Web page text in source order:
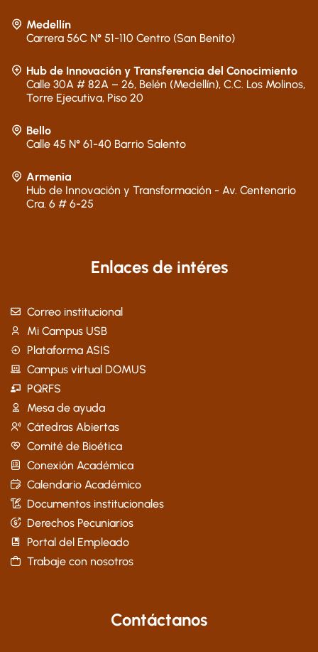
Medellín
Carrera 56C N° 51-110 Centro (San Benito)
Hub de Innovación y Transferencia del Conocimiento
Calle 30A # 82A – 26, Belén (Medellín), C.C. Los Molinos,
Torre Ejecutiva, Piso 20
Bello
Calle 45 N° 61-40 Barrio Salento
Armenia
Hub de Innovación y Transformación - Av. Centenario
Cra. 6 # 6-25
Enlaces de intéres
Correo institucional
Mi Campus USB
Plataforma ASIS
Campus virtual DOMUS
PQRFS
Mesa de ayuda
Cátedras Abiertas
Comité de Bioética
Conexión Académica
Calendario Académico
Documentos institucionales
Derechos Pecuniarios
Portal del Empleado
Trabaje con nosotros
Contáctanos